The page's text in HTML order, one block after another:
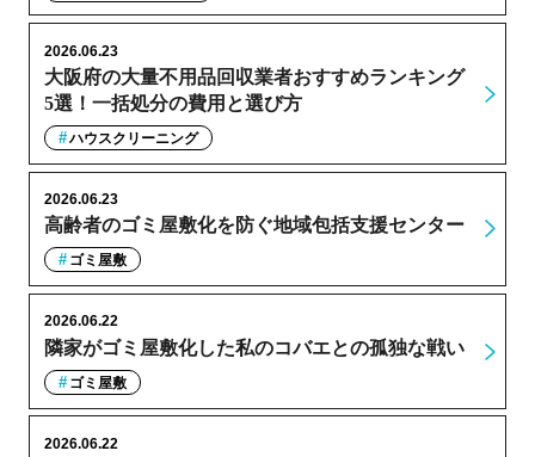
大阪府の大量不用品回収業者おすすめランキング
5選！一括処分の費用と選び方
2026.06.23
ハウスクリーニング
高齢者のゴミ屋敷化を防ぐ地域包括支援センター
2026.06.23
ゴミ屋敷
隣家がゴミ屋敷化した私のコバエとの孤独な戦い
2026.06.22
ゴミ屋敷
2026.06.22